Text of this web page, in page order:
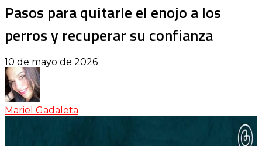
Pasos para quitarle el enojo a los
perros y recuperar su confianza
10 de mayo de 2026
Mariel Gadaleta